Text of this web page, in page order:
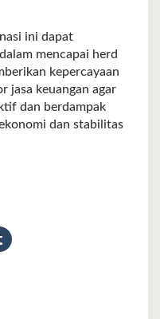
ini dapat
mencapai herd
kepercayaan
jasa keuangan agar
dan berdampak
dan stabilitas